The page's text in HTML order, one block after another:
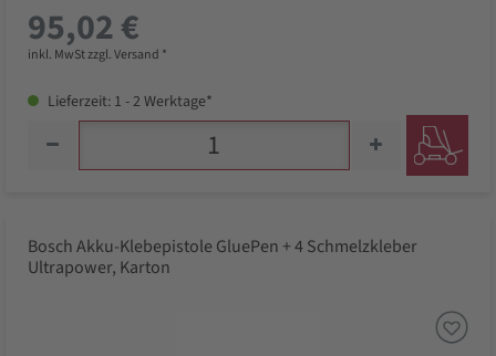
95,02 €
inkl. MwSt zzgl. Versand *
Lieferzeit: 1 - 2 Werktage*
Bosch Akku-Klebepistole GluePen + 4 Schmelzkleber
Ultrapower, Karton